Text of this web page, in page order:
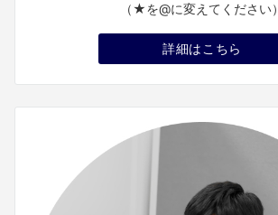
（★を@に変えてください）
詳細はこちら